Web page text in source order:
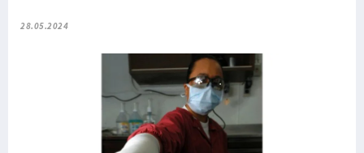
28.05.2024